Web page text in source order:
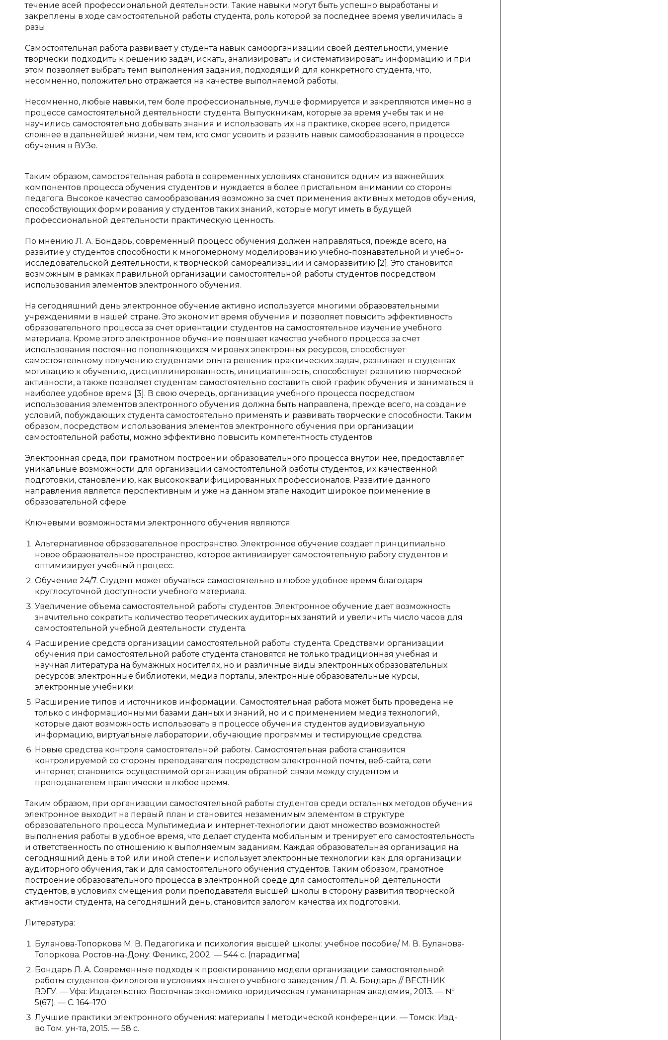
течение всей профессиональной деятельности. Такие навыки могут быть успешно выработаны и
закреплены в ходе самостоятельной работы студента, роль которой за последнее время увеличилась в
разы.
Самостоятельная работа развивает у студента навык самоорганизации своей деятельности, умение
творчески подходить к решению задач, искать, анализировать и систематизировать информацию и при
этом позволяет выбрать темп выполнения задания, подходящий для конкретного студента, что,
несомненно, положительно отражается на качестве выполняемой работы.
Несомненно, любые навыки, тем боле профессиональные, лучше формируется и закрепляются именно в
процессе самостоятельной деятельности студента. Выпускникам, которые за время учебы так и не
научились самостоятельно добывать знания и использовать их на практике, скорее всего, придется
сложнее в дальнейшей жизни, чем тем, кто смог усвоить и развить навык самообразования в процессе
обучения в ВУЗе.
Таким образом, самостоятельная работа в современных условиях становится одним из важнейших
компонентов процесса обучения студентов и нуждается в более пристальном внимании со стороны
педагога. Высокое качество самообразования возможно за счет применения активных методов обучения,
способствующих формирования у студентов таких знаний, которые могут иметь в будущей
профессиональной деятельности практическую ценность.
По мнению Л. А. Бондарь, современный процесс обучения должен направляться, прежде всего, на
развитие у студентов способности к многомерному моделированию учебно-познавательной и учебно-
исследовательской деятельности, к творческой самореализации и саморазвитию [2]. Это становится
возможным в рамках правильной организации самостоятельной работы студентов посредством
использования элементов электронного обучения.
На сегодняшний день электронное обучение активно используется многими образовательными
учреждениями в нашей стране. Это экономит время обучения и позволяет повысить эффективность
образовательного процесса за счет ориентации студентов на самостоятельное изучение учебного
материала. Кроме этого электронное обучение повышает качество учебного процесса за счет
использования постоянно пополняющихся мировых электронных ресурсов, способствует
самостоятельному получению студентами опыта решения практических задач, развивает в студентах
мотивацию к обучению, дисциплинированность, инициативность, способствует развитию творческой
активности, а также позволяет студентам самостоятельно составить свой график обучения и заниматься в
наиболее удобное время [3]. В свою очередь, организация учебного процесса посредством
использования элементов электронного обучения должна быть направлена, прежде всего, на создание
условий, побуждающих студента самостоятельно применять и развивать творческие способности. Таким
образом, посредством использования элементов электронного обучения при организации
самостоятельной работы, можно эффективно повысить компетентность студентов.
Электронная среда, при грамотном построении образовательного процесса внутри нее, предоставляет
уникальные возможности для организации самостоятельной работы студентов, их качественной
подготовки, становлению, как высококвалифицированных профессионалов. Развитие данного
направления является перспективным и уже на данном этапе находит широкое применение в
образовательной сфере.
Ключевыми возможностями электронного обучения являются:
Альтернативное образовательное пространство. Электронное обучение создает принципиально
новое образовательное пространство, которое активизирует самостоятельную работу студентов и
оптимизирует учебный процесс.
Обучение 24/7. Студент может обучаться самостоятельно в любое удобное время благодаря
круглосуточной доступности учебного материала.
Увеличение объема самостоятельной работы студентов. Электронное обучение дает возможность
значительно сократить количество теоретических аудиторных занятий и увеличить число часов для
самостоятельной учебной деятельности студента.
Расширение средств организации самостоятельной работы студента. Средствами организации
обучения при самостоятельной работе студента становятся не только традиционная учебная и
научная литература на бумажных носителях, но и различные виды электронных образовательных
ресурсов: электронные библиотеки, медиа порталы, электронные образовательные курсы,
электронные учебники.
Расширение типов и источников информации. Самостоятельная работа может быть проведена не
только с информационными базами данных и знаний, но и с применением медиа технологий,
которые дают возможность использовать в процессе обучения студентов аудиовизуальную
информацию, виртуальные лаборатории, обучающие программы и тестирующие средства.
Новые средства контроля самостоятельной работы. Самостоятельная работа становится
контролируемой со стороны преподавателя посредством электронной почты, веб-сайта, сети
интернет; становится осуществимой организация обратной связи между студентом и
преподавателем практически в любое время.
Таким образом, при организации самостоятельной работы студентов среди остальных методов обучения
электронное выходит на первый план и становится незаменимым элементом в структуре
образовательного процесса. Мультимедиа и интернет-технологии дают множество возможностей
выполнения работы в удобное время, что делает студента мобильным и тренирует его самостоятельность
и ответственность по отношению к выполняемым заданиям. Каждая образовательная организация на
сегодняшний день в той или иной степени использует электронные технологии как для организации
аудиторного обучения, так и для самостоятельного обучения студентов. Таким образом, грамотное
построение образовательного процесса в электронной среде для самостоятельной деятельности
студентов, в условиях смещения роли преподавателя высшей школы в сторону развития творческой
активности студента, на сегодняшний день, становится залогом качества их подготовки.
Литература:
Буланова-Топоркова М. В. Педагогика и психология высшей школы: учебное пособие/ М. В. Буланова-
Топоркова. Ростов-на-Дону: Феникс, 2002. — 544 с. (парадигма)
Бондарь Л. А. Современные подходы к проектированию модели организации самостоятельной
работы студентов-филологов в условиях высшего учебного заведения / Л. А. Бондарь // ВЕСТНИК
ВЭГУ. — Уфа: Издательство: Восточная экономико-юридическая гуманитарная академия, 2013. — №
5(67). — С. 164–170
Лучшие практики электронного обучения: материалы I методической конференции. — Томск: Изд-
во Том. ун-та, 2015. — 58 с.